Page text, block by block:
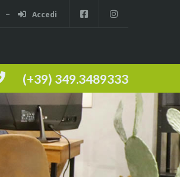
Accedi
(+39) 349.3489333